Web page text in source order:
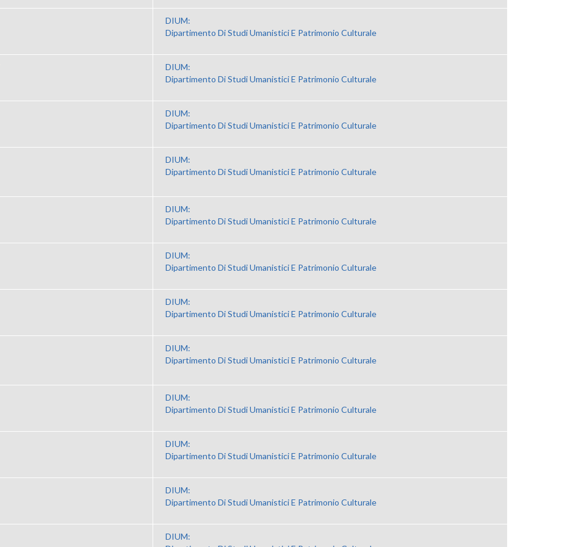
DIUM:
Dipartimento Di Studi Umanistici E Patrimonio Culturale
DIUM:
Dipartimento Di Studi Umanistici E Patrimonio Culturale
DIUM:
Dipartimento Di Studi Umanistici E Patrimonio Culturale
DIUM:
Dipartimento Di Studi Umanistici E Patrimonio Culturale
DIUM:
Dipartimento Di Studi Umanistici E Patrimonio Culturale
DIUM:
Dipartimento Di Studi Umanistici E Patrimonio Culturale
DIUM:
Dipartimento Di Studi Umanistici E Patrimonio Culturale
DIUM:
Dipartimento Di Studi Umanistici E Patrimonio Culturale
DIUM:
Dipartimento Di Studi Umanistici E Patrimonio Culturale
DIUM:
Dipartimento Di Studi Umanistici E Patrimonio Culturale
DIUM:
Dipartimento Di Studi Umanistici E Patrimonio Culturale
DIUM: